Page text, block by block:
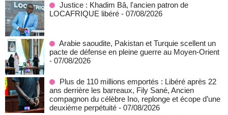
Justice : Khadim Bâ, l'ancien patron de
LOCAFRIQUE libéré - 07/08/2026
Arabie saoudite, Pakistan et Turquie scellent un
pacte de défense en pleine guerre au Moyen-Orient
- 07/08/2026
Plus de 110 millions emportés : Libéré après 22
ans derrière les barreaux, Fily Sané, Ancien
compagnon du célèbre Ino, replonge et écope d’une
deuxième perpétuité - 07/08/2026